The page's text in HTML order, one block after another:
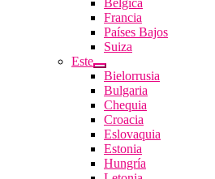
Bélgica
Francia
Países Bajos
Suiza
Este
Bielorrusia
Bulgaria
Chequia
Croacia
Eslovaquia
Estonia
Hungría